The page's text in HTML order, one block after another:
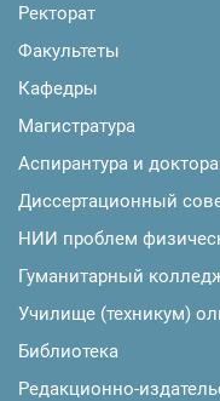
Ректорат
Факультеты
Кафедры
Магистратура
Аспирантура и
Диссертационный
НИИ проблем
Гуманитарный
Училище (техникум)
Библиотека
Редакционно-